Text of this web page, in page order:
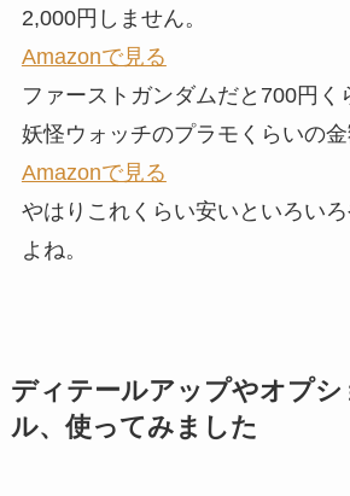
2,000円しません。
Amazonで見る
ファーストガンダムだと700円く
妖怪ウォッチのプラモくらいの金
Amazonで見る
やはりこれくらい安いといろい
よね。
ディテールアップやオプシ
ル、使ってみました